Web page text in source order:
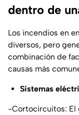
dentro de
Los incendios en
diversos, pero
combinación de
causas más
Sistemas
-Cortocircuitos: El